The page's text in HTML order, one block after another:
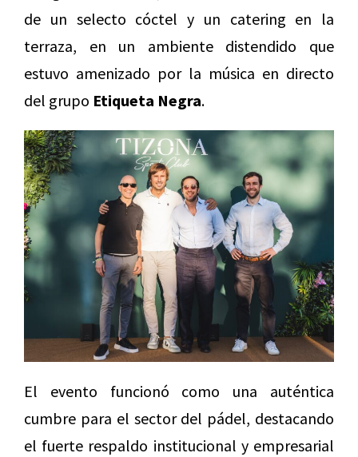
de un selecto cóctel y un catering en la
terraza, en un ambiente distendido que
estuvo amenizado por la música en directo
del grupo Etiqueta Negra.
El evento funcionó como una auténtica
cumbre para el sector del pádel, destacando
el fuerte respaldo institucional y empresarial